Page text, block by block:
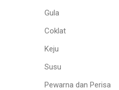
Gula
Coklat
Keju
Susu
Pewarna dan Perisa